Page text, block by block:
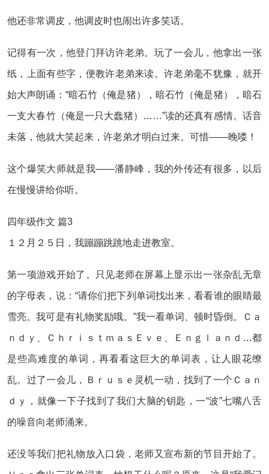
他还非常调皮，他调皮时也闹出许多笑话。
记得有一次，他登门拜访许老弟。玩了一会儿，他拿出一张
纸，上面有些字，便教许老弟来读。许老弟毫不犹豫，就开
始大声朗诵：“暗石竹（俺是猪），暗石竹（俺是猪），暗石
一支大春竹（俺是一只大蠢猪）……”读的还真有感情。话音
未落，他就大笑起来，许老弟才明白过来。可惜——晚喽！
这个爆笑大师就是我——潘静峰，我的外传还有很多，以后
在慢慢讲给你听。
四年级作文 篇3
１２月２５日，我蹦蹦跳跳地走进教室。
第一项游戏开始了。只见老师在屏幕上显示出一张杂乱无章
的字母表，说：“请你们把下列单词找出来，看看谁的眼睛最
雪亮。我可是有礼物奖励哦。”我一看单词、顿时昏倒。Ｃａ
ｎｄｙ、ＣｈｒｉｓｔｍａｓＥｖｅ、Ｅｎｇｌａｎｄ…都
是些高难度的单词，再看看这巨大的单词表，让人眼花缭
乱。过了一会儿，Ｂｒｕｓｅ灵机一动，找到了一个Ｃａｎ
ｄｙ，就像一下子找到了我们大脑的钥匙，一“波”七嘴八舌
的噪音向老师涌来。
还没等我们把礼物放入口袋，老师又宣布新的节目开始了。